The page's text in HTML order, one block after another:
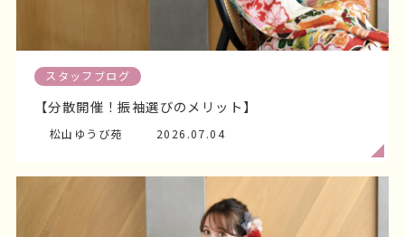
2026.07.10